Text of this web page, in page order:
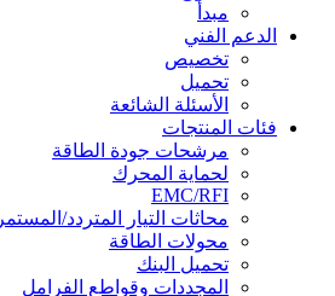
مبدأ
الدعم الفني
تخصيص
تحميل
الأسئلة الشائعة
فئات المنتجات
مرشحات جودة الطاقة
لحماية المحرك
EMC/RFI
محاثات التيار المتردد/المستمر
محولات الطاقة
تحميل البنك
المجددات وقواطع الفرامل